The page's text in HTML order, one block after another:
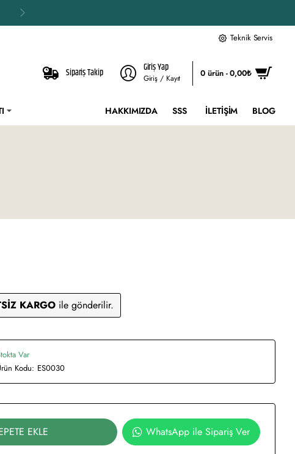
Teknik Servis
Sipariş Takip Giriş Yap
Giriş / Kayıt 0 ürün - 0,00₺
HAKKIMIZDA SSS İLETIŞIM BLOG
KARGOile gönderilir.
Var
Kodu: ES0030
EKLE WhatsApp ile Sipariş Ver